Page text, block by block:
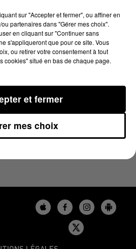
sec
DU 07/07/2023 À 17H00
sur "Accepter et fermer", ou affiner en
partenaires dans "Gérer mes choix".
en cliquant sur "Continuer sans
s'appliqueront que pour ce site. Vous
ou retirer votre consentement à tout
cookies" situé en bas de chaque page.
mes choix
et fermer